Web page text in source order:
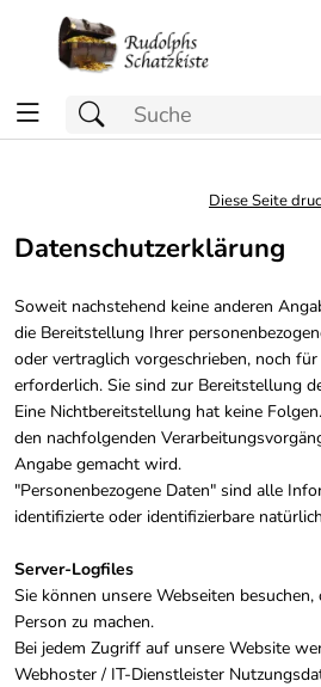
Diese Seite
Datenschutzerklärung
Soweit nachstehend keine anderen
die Bereitstellung Ihrer
oder vertraglich vorgeschrieben, noch
erforderlich. Sie sind zur Bereitstellung
Eine Nichtbereitstellung hat keine
den nachfolgenden
Angabe gemacht wird.
"Personenbezogene Daten" sind alle
identifizierte oder identifizierbare
Server-Logfiles
Sie können unsere Webseiten
Person zu machen.
Bei jedem Zugriff auf unsere Website
Webhoster / IT-Dienstleister